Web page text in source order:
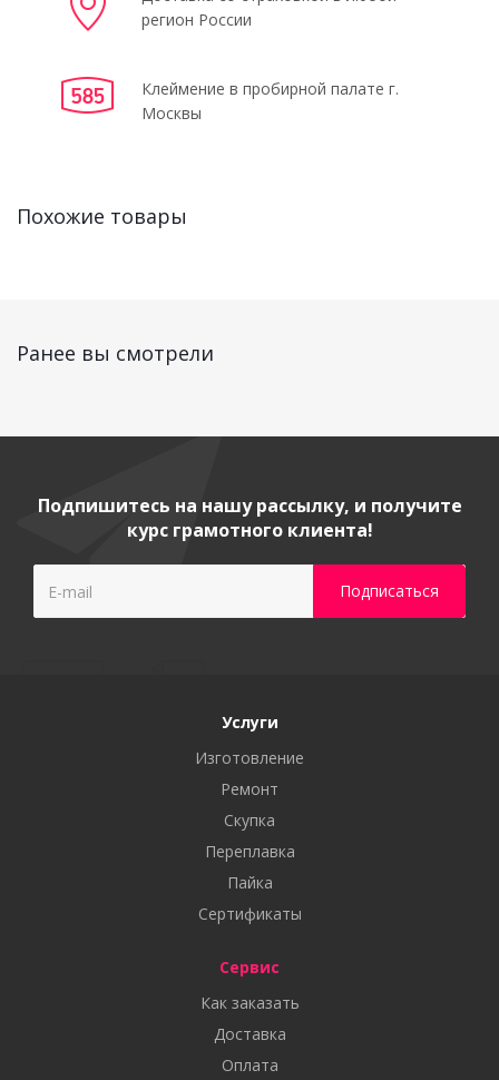
регион России
Клеймение в пробирной палате г.
Москвы
Похожие товары
Ранее вы смотрели
Подпишитесь на нашу рассылку, и получите
курс грамотного клиента!
Услуги
Изготовление
Ремонт
Скупка
Переплавка
Пайка
Сертификаты
Сервис
Как заказать
Доставка
Оплата